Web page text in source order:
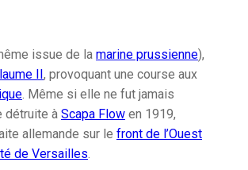
issue de la marine prussienne),
II, provoquant une course aux
. Même si elle ne fut jamais
détruite à Scapa Flowen 1919,
allemande sur le front de l’Ouest
de Versailles